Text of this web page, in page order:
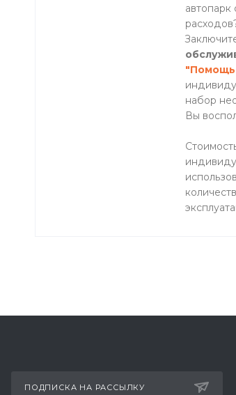
"Помощь
набор
Вы
ПОДПИСКА НА РАССЫЛКУ